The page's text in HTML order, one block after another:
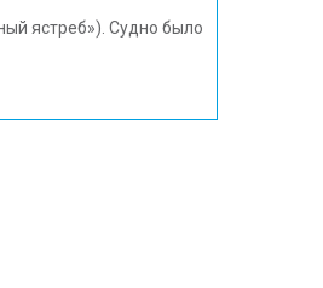
ястреб»). Судно было